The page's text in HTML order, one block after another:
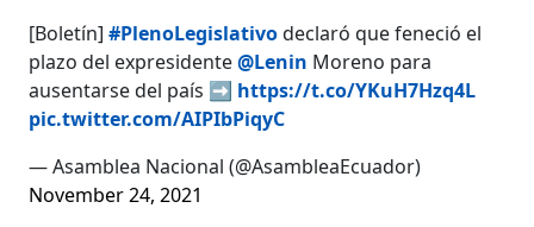
[Boletín]#PlenoLegislativodeclaró que feneció el
plazo del expresidente@Lenin Moreno para
ausentarse del país ➡️ https://t.co/YKuH7Hzq4L
pic.twitter.com/AIPIbPiqyC
— Asamblea Nacional (@AsambleaEcuador)
November 24, 2021